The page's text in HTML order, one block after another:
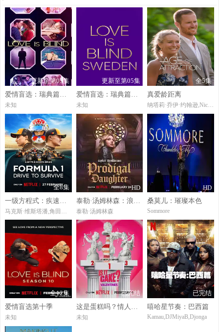
更新至第05集
未知
更新至第05集
未知
全5集
真爱龄距离
纳塔莉·乔伊·约翰逊,Nick,Viall
全8集
HD
泰勒·汤姆林森
HD
桑莫儿：璀璨本色
Sommore
全12集
爱情盲选第十季
未知
已完结
这是蛋糕吗？情人节篇
未知
已完结
嘻哈星节奏：巴西篇
Kamau,DJMiyaB,Djonga